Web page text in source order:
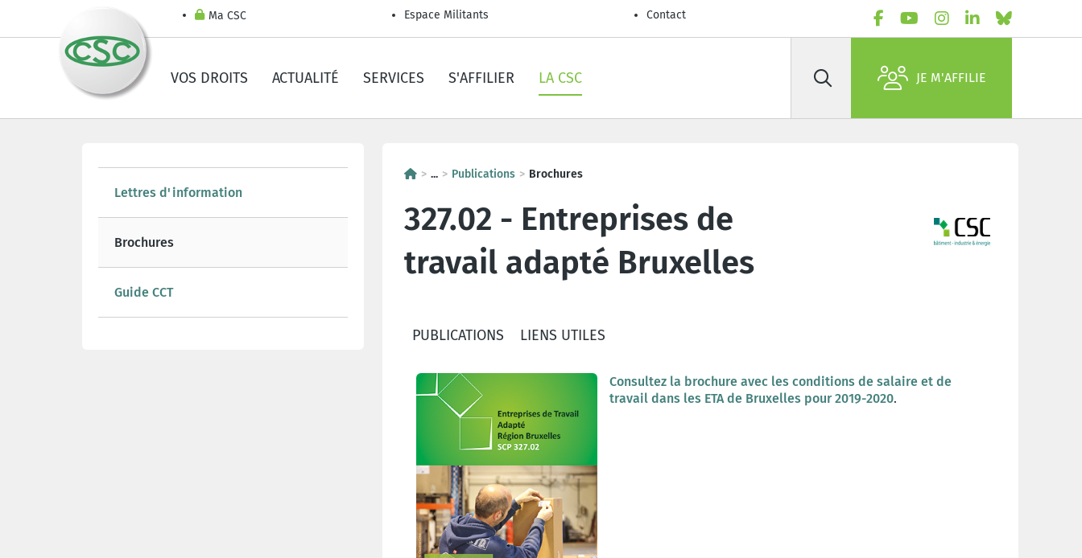
Ma CSC Espace Militants Contact
VOS DROITS ACTUALITÉ SERVICES S'AFFILIER LA CSC Rechercher JE M'AFFILIE
Lettres d'information
Brochures
Guide CCT
... Publications Brochures
327.02 - Entreprises de
travail adapté Bruxelles
PUBLICATIONS LIENS UTILES
Consultez la brochure avec les conditions de salaire et de
travail dans les ETA de Bruxelles pour 2019-2020.